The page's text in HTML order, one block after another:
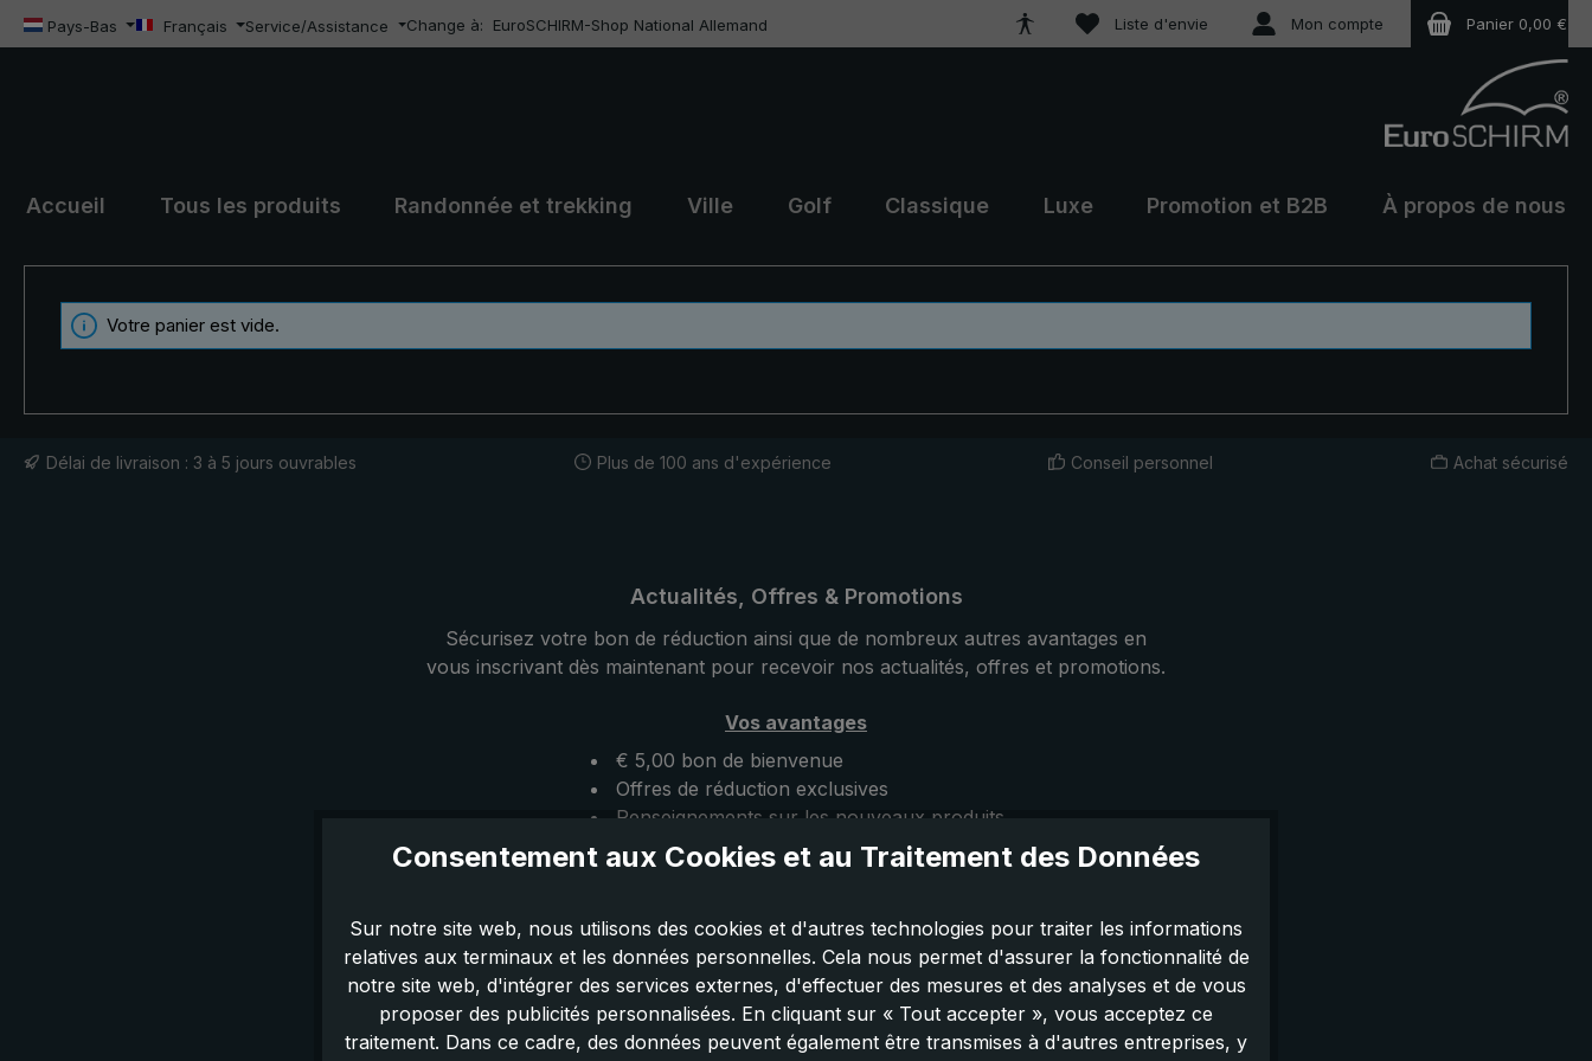
Passer au contenu principal
Pays-Bas Français Service/Assistance Change à: EuroSCHIRM-Shop National Allemand Liste d'envie Vous avez 0 articles dans votre liste de souhaits
Mon compte Panier 0,00 €
Accueil Tous les produits Randonnée et trekking Ville Golf Classique Luxe Promotion et B2B À propos de nous
Votre panier est vide.
Délai de livraison : 3 à 5 jours ouvrables Plus de 100 ans d'expérience Conseil personnel Achat sécurisé
Actualités, Offres & Promotions
Sécurisez votre bon de réduction ainsi que de nombreux autres avantages en
vous inscrivant dès maintenant pour recevoir nos actualités, offres et promotions.
Vos avantages
€ 5,00 bon de bienvenue
Offres de réduction exclusives
Renseignements sur les nouveaux produits
Vous pouvez vous désinscrire à tout moment. Pour plus d'informations, consultez
notre déclaration de confidentialité.
Consentement aux Cookies et au Traitement des Données
Sur notre site web, nous utilisons des cookies et d'autres technologies pour traiter les informations
relatives aux terminaux et les données personnelles. Cela nous permet d'assurer la fonctionnalité de
notre site web, d'intégrer des services externes, d'effectuer des mesures et des analyses et de vous
proposer des publicités personnalisées. En cliquant sur « Tout accepter », vous acceptez ce
traitement. Dans ce cadre, des données peuvent également être transmises à d'autres entreprises, y